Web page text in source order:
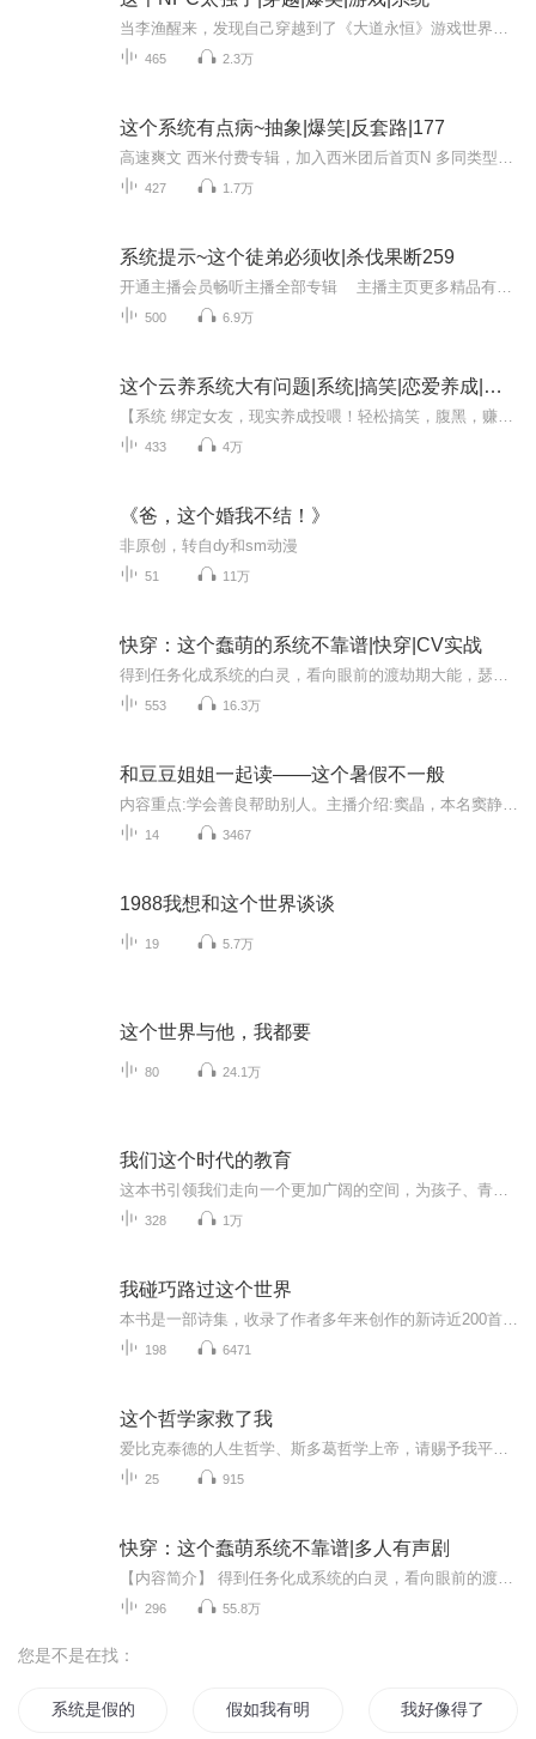
465 2.3万
这个系统有点病~抽象|爆笑|反套路|177
427 1.7万
系统提示~这个徒弟必须收|杀伐果断259
500 6.9万
这个云养系统大有问题|系统|搞笑|恋爱养成|腹黑|探秘
433 4万
《爸，这个婚我不结！》
非原创，转自dy和sm动漫
51 11万
快穿：这个蠢萌的系统不靠谱|快穿|CV实战
553 16.3万
和豆豆姐姐一起读——这个暑假不一般
14 3467
1988我想和这个世界谈谈
19 5.7万
这个世界与他，我都要
80 24.1万
我们这个时代的教育
328 1万
我碰巧路过这个世界
198 6471
这个哲学家救了我
25 915
快穿：这个蠢萌系统不靠谱|多人有声剧
296 55.8万
您是不是在找：
系统是假的 假如我有明天 我好像得了个假